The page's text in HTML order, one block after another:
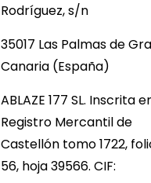
Rodríguez, s/n
35017 Las Palmas de
Canaria (España)
ABLAZE 177 SL. Inscrita
Registro Mercantil de
Castellón tomo 1722,
56, hoja 39566. CIF: